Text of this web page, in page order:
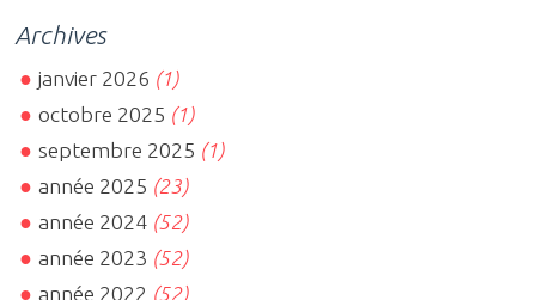
Archives
janvier 2026 (1)
octobre 2025 (1)
septembre 2025 (1)
année 2025 (23)
année 2024 (52)
année 2023 (52)
année 2022 (52)